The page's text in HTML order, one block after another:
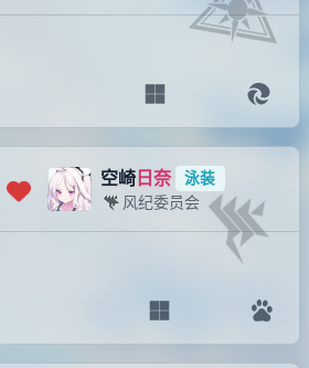
空崎 日奈 泳装
风纪委员会